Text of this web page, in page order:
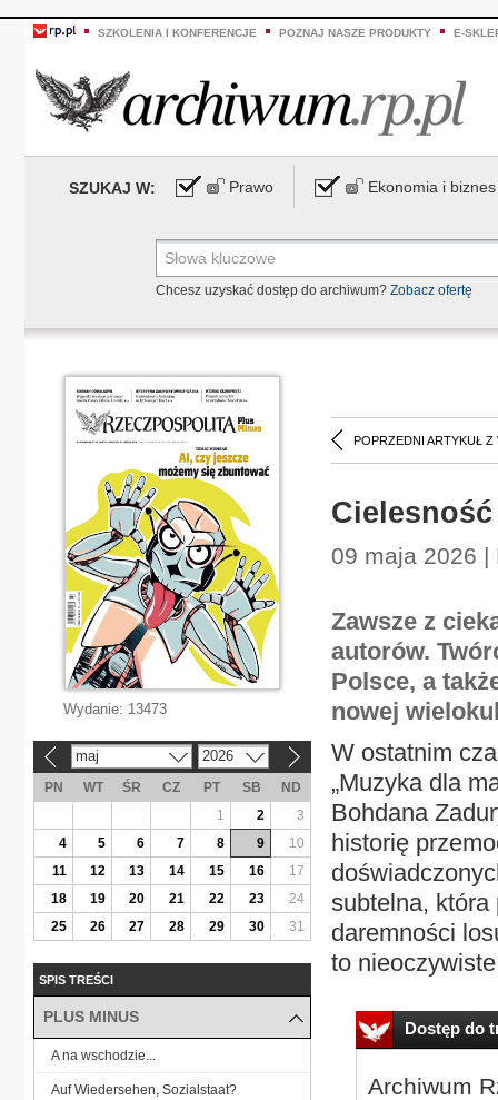
SZKOLENIA I KONFERENCJE POZNAJ NASZE PRODUKTY E-
SZUKAJ W: Prawo Ekonomia i biznes
Chcesz uzyskać dostęp do archiwum? Zobacz ofertę
POPRZEDNI ARTYKUŁ Z
09 maja 2026 |
Zawsze z
autorów.
Polsce, a
nowej
W ostatnim
„Muzyka dla
Bohdana
historię
subtelna,
daremności
to
Dostęp do
Archiwum
Wydanie: 13473
maj 2026
PN WT ŚR CZ PT SB
ND
1
2
3
4
5 6 7 8 9
10
11
12 13 14 15 16
17
18
19 20 21 22 23
24
25
26 27 28 29 30 31
SPIS TREŚCI
PLUS MINUS
A na wschodzie...
Auf Wiedersehen, Sozialstaat?